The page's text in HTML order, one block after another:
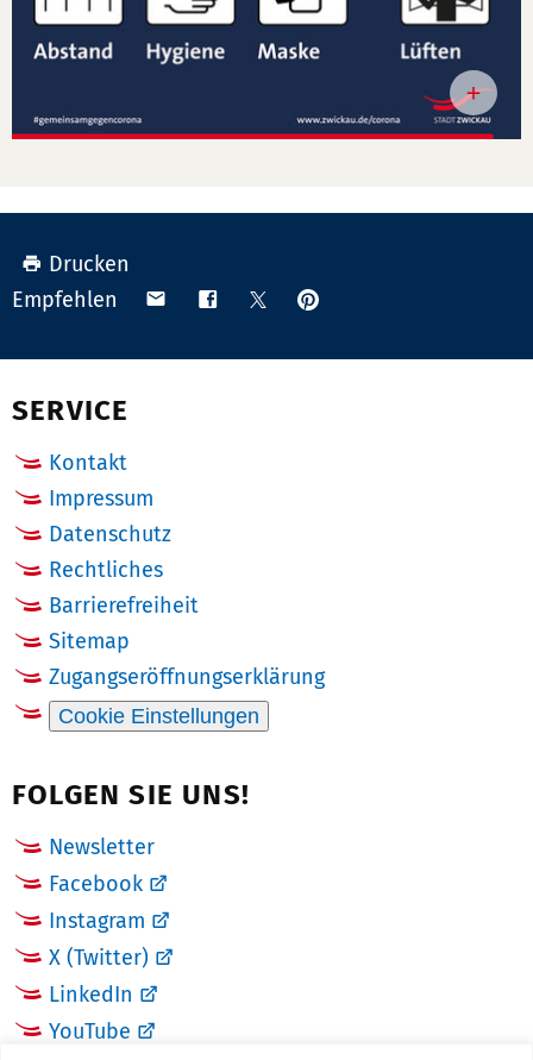
Drucken
Empfehlen
Teilen Teilen TeilenAnpinnen
SERVICE
Kontakt
Impressum
Datenschutz
Rechtliches
Barrierefreiheit
Sitemap
Zugangseröffnungserklärung
Cookie Einstellungen
FOLGEN SIE UNS!
Newsletter
Facebook
Instagram
X (Twitter)
LinkedIn
YouTube